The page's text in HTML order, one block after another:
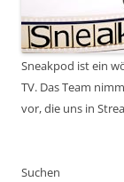
Sneakpod ist ein
TV. Das Team
vor, die uns in
Suchen